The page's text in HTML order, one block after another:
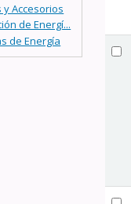
y Accesorios
de Energí...
de Energía